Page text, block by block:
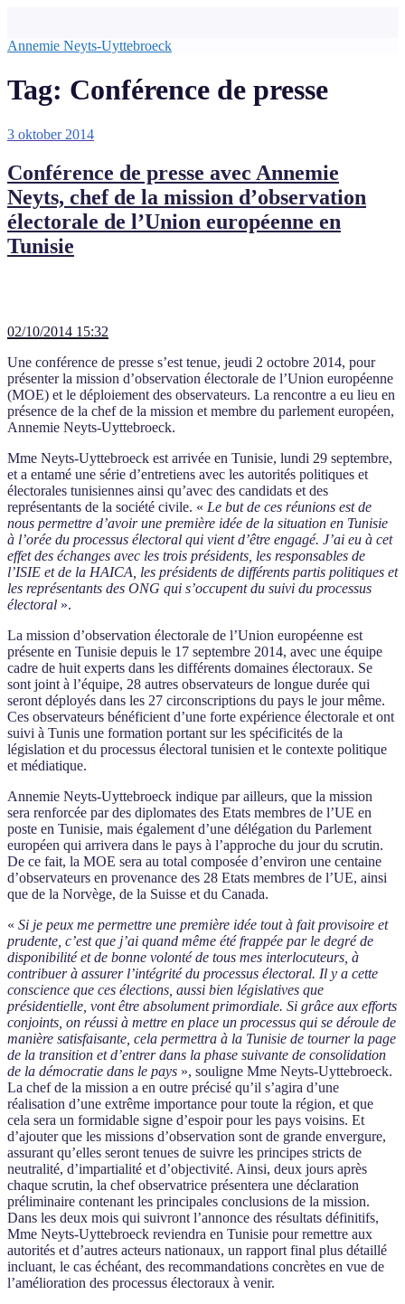
de
Annemie Neyts-Uyttebroeck
Tag: Conférence de presse
Geplaatst
3 oktober 2014
Conférence de presse avec Annemie
Neyts, chef de la mission d’observation
électorale de l’Union européenne en
Tunisie
02/10/2014 15:32
Une conférence de presse s’est tenue, jeudi 2 octobre 2014, pour
présenter la mission d’observation électorale de l’Union européenne
(MOE) et le déploiement des observateurs. La rencontre a eu lieu en
présence de la chef de la mission et membre du parlement européen,
Annemie Neyts-Uyttebroeck.
Mme Neyts-Uyttebroeck est arrivée en Tunisie, lundi 29 septembre,
et a entamé une série d’entretiens avec les autorités politiques et
électorales tunisiennes ainsi qu’avec des candidats et des
représentants de la société civile. « Le but de ces réunions est de
nous permettre d’avoir une première idée de la situation en Tunisie
à l’orée du processus électoral qui vient d’être engagé. J’ai eu à cet
effet des échanges avec les trois présidents, les responsables de
l’ISIE et de la HAICA, les présidents de différents partis politiques et
les représentants des ONG qui s’occupent du suivi du processus
électoral ».
La mission d’observation électorale de l’Union européenne est
présente en Tunisie depuis le 17 septembre 2014, avec une équipe
cadre de huit experts dans les différents domaines électoraux. Se
sont joint à l’équipe, 28 autres observateurs de longue durée qui
seront déployés dans les 27 circonscriptions du pays le jour même.
Ces observateurs bénéficient d’une forte expérience électorale et ont
suivi à Tunis une formation portant sur les spécificités de la
législation et du processus électoral tunisien et le contexte politique
et médiatique.
Annemie Neyts-Uyttebroeck indique par ailleurs, que la mission
sera renforcée par des diplomates des Etats membres de l’UE en
poste en Tunisie, mais également d’une délégation du Parlement
européen qui arrivera dans le pays à l’approche du jour du scrutin.
De ce fait, la MOE sera au total composée d’environ une centaine
d’observateurs en provenance des 28 Etats membres de l’UE, ainsi
que de la Norvège, de la Suisse et du Canada.
« Si je peux me permettre une première idée tout à fait provisoire et
prudente, c’est que j’ai quand même été frappée par le degré de
disponibilité et de bonne volonté de tous mes interlocuteurs, à
contribuer à assurer l’intégrité du processus électoral. Il y a cette
conscience que ces élections, aussi bien législatives que
présidentielle, vont être absolument primordiale. Si grâce aux efforts
conjoints, on réussi à mettre en place un processus qui se déroule de
manière satisfaisante, cela permettra à la Tunisie de tourner la page
de la transition et d’entrer dans la phase suivante de consolidation
de la démocratie dans le pays », souligne Mme Neyts-Uyttebroeck.
La chef de la mission a en outre précisé qu’il s’agira d’une
réalisation d’une extrême importance pour toute la région, et que
cela sera un formidable signe d’espoir pour les pays voisins. Et
d’ajouter que les missions d’observation sont de grande envergure,
assurant qu’elles seront tenues de suivre les principes stricts de
neutralité, d’impartialité et d’objectivité. Ainsi, deux jours après
chaque scrutin, la chef observatrice présentera une déclaration
préliminaire contenant les principales conclusions de la mission.
Dans les deux mois qui suivront l’annonce des résultats définitifs,
Mme Neyts-Uyttebroeck reviendra en Tunisie pour remettre aux
autorités et d’autres acteurs nationaux, un rapport final plus détaillé
incluant, le cas échéant, des recommandations concrètes en vue de
l’amélioration des processus électoraux à venir.